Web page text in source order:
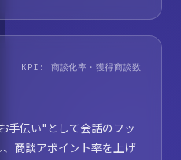
KPI: 商談化率・獲得商談数
手伝い"として会話のフッ
商談アポイント率を上げ